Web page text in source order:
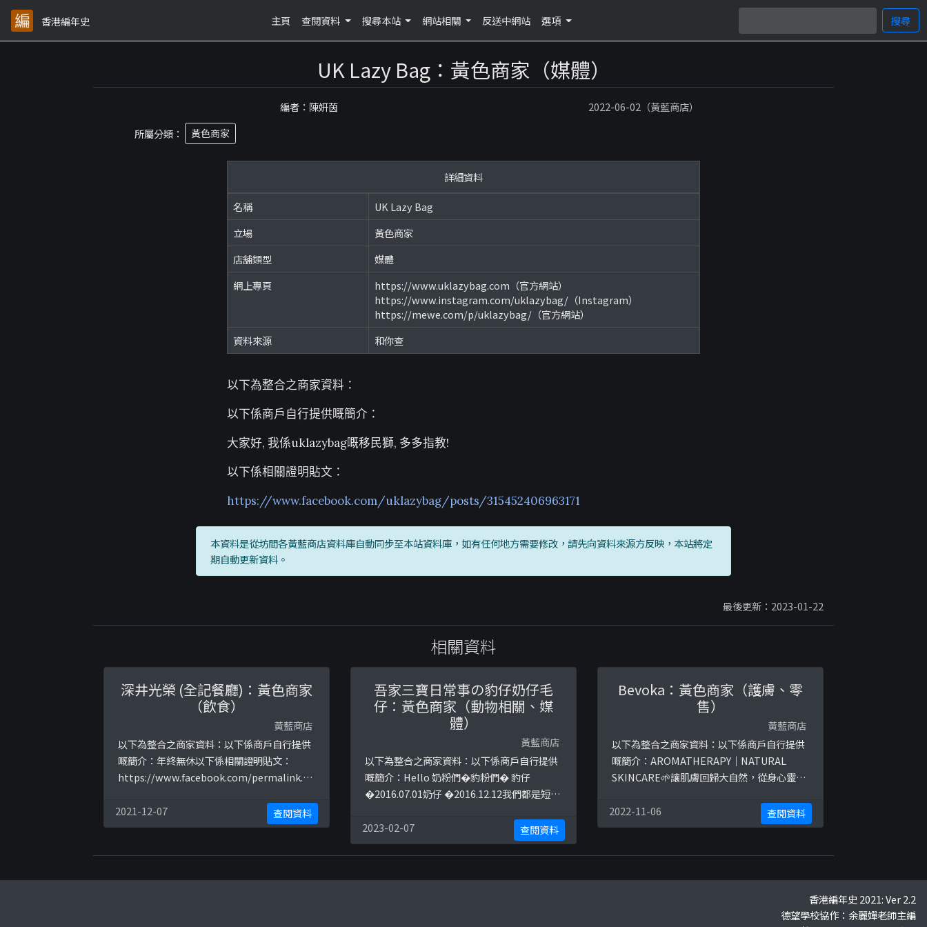
香港編年史 主頁 查閱資料 搜尋本站 網站相關 反送中網站 選項 搜尋
UK Lazy Bag：黃色商家（媒體）
編者：陳妍茵
2022-06-02（黃藍商店）
所屬分類：
黃色商家
詳細資料
名稱
UK Lazy Bag
立場
黃色商家
店舖類型
媒體
網上專頁
https://www.uklazybag.com（官方網站）
https://www.instagram.com/uklazybag/（Instagram）
https://mewe.com/p/uklazybag/（官方網站）
資料來源
和你查
以下為整合之商家資料：
以下係商戶自行提供嘅簡介：
大家好, 我係uklazybag嘅移民獅, 多多指教!
以下係相關證明貼文：
https://www.facebook.com/uklazybag/posts/315452406963171
本資料是從坊間各黃藍商店資料庫自動同步至本站資料庫，如有任何地方需要修改，請先向資料來源方反映，本站將定
期自動更新資料。
最後更新：2023-01-22
相關資料
深井光榮 (全記餐廳)：黃色商家
（飲食）
黃藍商店
以下為整合之商家資料：以下係商戶自行提供
嘅簡介：年終無休以下係相關證明貼文：
https://www.facebook.com/permalink.ph
story_fbid=2506435192727993&amp;id=8
77524128952449https://www.facebook.co
285609/2565715 ...
2021-12-07 查閱資料
吾家三寶日常事の豹仔奶仔毛
仔：黃色商家（動物相關、媒
體）
黃藍商店
以下為整合之商家資料：以下係商戶自行提供
嘅簡介：Hello 奶粉們�豹粉們� 豹仔
�2016.07.01奶仔 �2016.12.12我們都是短腳
在感情好得不能分離希望分享給粉絲們兩兄弟
日常以下係相關證明貼文：
https://www.facebook.com/baonaimunc
2023-02-07 查閱資料
Bevoka：黃色商家（護膚、零
售）
黃藍商店
以下為整合之商家資料：以下係商戶自行提供
嘅簡介：AROMATHERAPY｜NATURAL
SKINCARE🌱讓肌膚回歸大自然，從身心靈散
調配👩🏻‍🎓韓國BHL手作化妝品專業評審考官
及英國TQUK香薰保養品/護膚品/手工皂/蠟燭
95436256以下係相關證明貼文：
2022-11-06 查閱資料
香港編年史 2021: Ver 2.2
德望學校協作：余麗嬋老師主編